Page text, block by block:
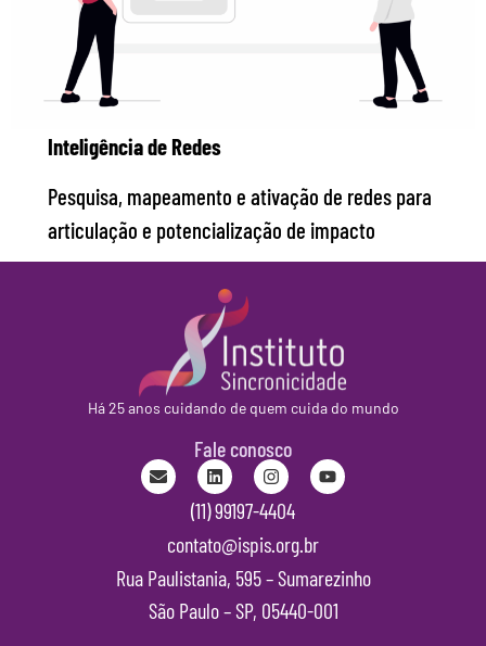
Inteligência de Redes
Pesquisa, mapeamento e ativação de redes para
articulação e potencialização de impacto
Há 25 anos cuidando de quem cuida do mundo
Fale conosco
(11) 99197-4404
contato@ispis.org.br
Rua Paulistania, 595 – Sumarezinho
São Paulo – SP, 05440-001